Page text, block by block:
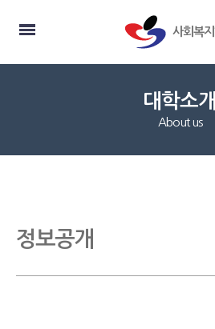
사회복
대학소개
About us
정보공개